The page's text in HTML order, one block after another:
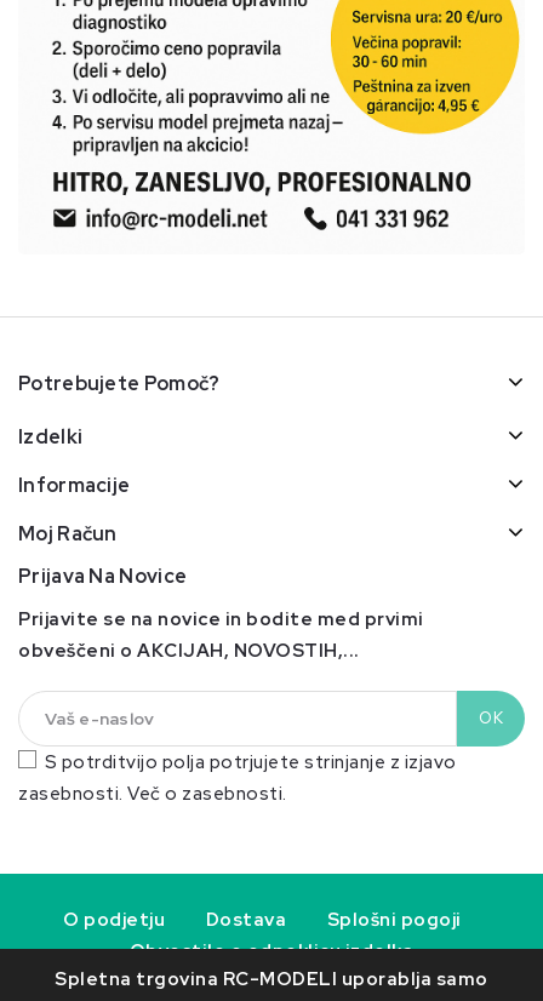
Potrebujete Pomoč?
Izdelki
Informacije
Moj Račun
Prijava Na Novice
Prijavite se na novice in bodite med prvimi
obveščeni o AKCIJAH, NOVOSTIH,...
S potrditvijo polja potrjujete strinjanje z izjavo
zasebnosti. Več o zasebnosti.
Spletna trgovina RC-MODELI uporablja samo
O podjetju Dostava
Splošni pogoji
Obvestilo o odpoklicu izdelka